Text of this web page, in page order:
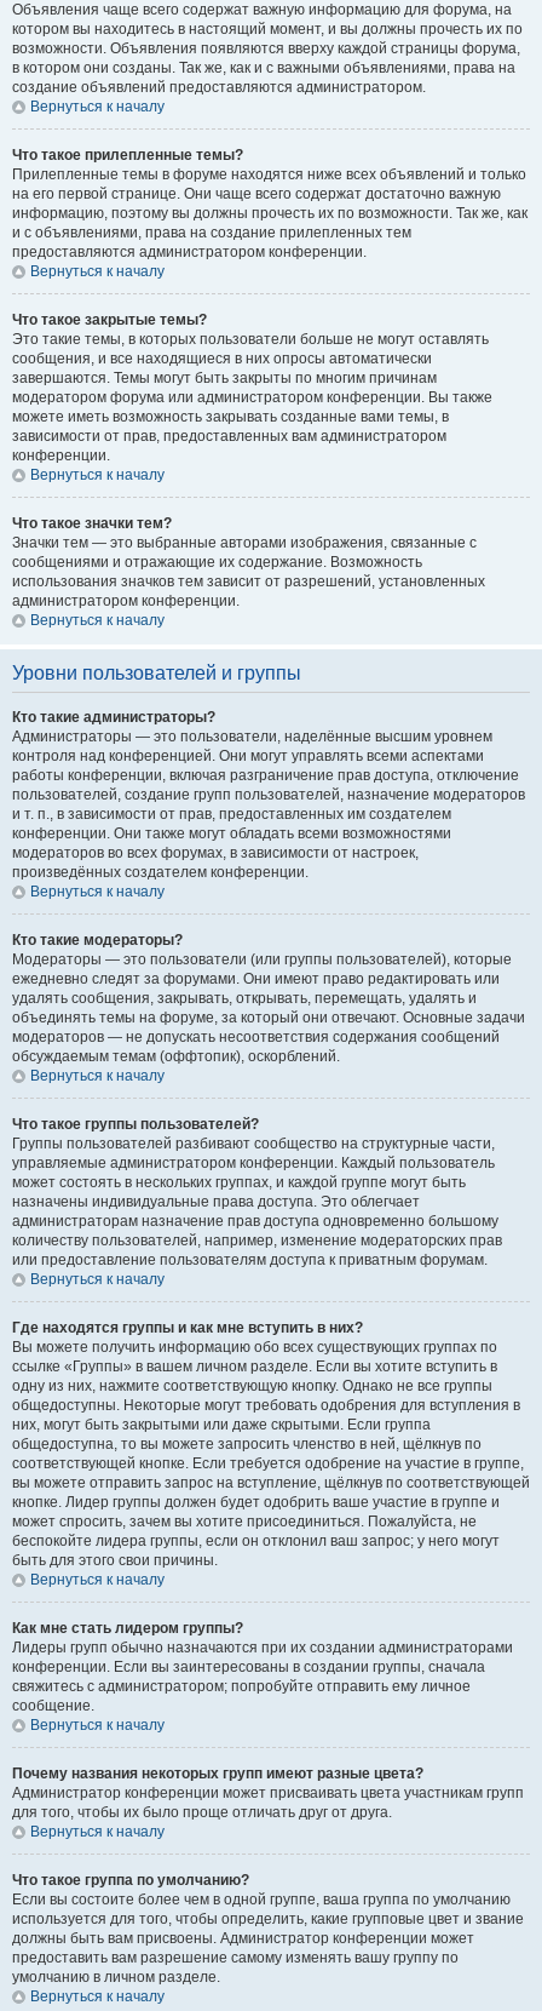
Объявления чаще всего содержат важную информацию для форума, на
котором вы находитесь в настоящий момент, и вы должны прочесть их по
возможности. Объявления появляются вверху каждой страницы форума,
в котором они созданы. Так же, как и с важными объявлениями, права на
создание объявлений предоставляются администратором.
Вернуться к началу
Что такое прилепленные темы?
Прилепленные темы в форуме находятся ниже всех объявлений и только
на его первой странице. Они чаще всего содержат достаточно важную
информацию, поэтому вы должны прочесть их по возможности. Так же, как
и с объявлениями, права на создание прилепленных тем
предоставляются администратором конференции.
Вернуться к началу
Что такое закрытые темы?
Это такие темы, в которых пользователи больше не могут оставлять
сообщения, и все находящиеся в них опросы автоматически
завершаются. Темы могут быть закрыты по многим причинам
модератором форума или администратором конференции. Вы также
можете иметь возможность закрывать созданные вами темы, в
зависимости от прав, предоставленных вам администратором
конференции.
Вернуться к началу
Что такое значки тем?
Значки тем — это выбранные авторами изображения, связанные с
сообщениями и отражающие их содержание. Возможность
использования значков тем зависит от разрешений, установленных
администратором конференции.
Вернуться к началу
Уровни пользователей и группы
Кто такие администраторы?
Администраторы — это пользователи, наделённые высшим уровнем
контроля над конференцией. Они могут управлять всеми аспектами
работы конференции, включая разграничение прав доступа, отключение
пользователей, создание групп пользователей, назначение модераторов
и т. п., в зависимости от прав, предоставленных им создателем
конференции. Они также могут обладать всеми возможностями
модераторов во всех форумах, в зависимости от настроек,
произведённых создателем конференции.
Вернуться к началу
Кто такие модераторы?
Модераторы — это пользователи (или группы пользователей), которые
ежедневно следят за форумами. Они имеют право редактировать или
удалять сообщения, закрывать, открывать, перемещать, удалять и
объединять темы на форуме, за который они отвечают. Основные задачи
модераторов — не допускать несоответствия содержания сообщений
обсуждаемым темам (оффтопик), оскорблений.
Вернуться к началу
Что такое группы пользователей?
Группы пользователей разбивают сообщество на структурные части,
управляемые администратором конференции. Каждый пользователь
может состоять в нескольких группах, и каждой группе могут быть
назначены индивидуальные права доступа. Это облегчает
администраторам назначение прав доступа одновременно большому
количеству пользователей, например, изменение модераторских прав
или предоставление пользователям доступа к приватным форумам.
Вернуться к началу
Где находятся группы и как мне вступить в них?
Вы можете получить информацию обо всех существующих группах по
ссылке «Группы» в вашем личном разделе. Если вы хотите вступить в
одну из них, нажмите соответствующую кнопку. Однако не все группы
общедоступны. Некоторые могут требовать одобрения для вступления в
них, могут быть закрытыми или даже скрытыми. Если группа
общедоступна, то вы можете запросить членство в ней, щёлкнув по
соответствующей кнопке. Если требуется одобрение на участие в группе,
вы можете отправить запрос на вступление, щёлкнув по соответствующей
кнопке. Лидер группы должен будет одобрить ваше участие в группе и
может спросить, зачем вы хотите присоединиться. Пожалуйста, не
беспокойте лидера группы, если он отклонил ваш запрос; у него могут
быть для этого свои причины.
Вернуться к началу
Как мне стать лидером группы?
Лидеры групп обычно назначаются при их создании администраторами
конференции. Если вы заинтересованы в создании группы, сначала
свяжитесь с администратором; попробуйте отправить ему личное
сообщение.
Вернуться к началу
Почему названия некоторых групп имеют разные цвета?
Администратор конференции может присваивать цвета участникам групп
для того, чтобы их было проще отличать друг от друга.
Вернуться к началу
Что такое группа по умолчанию?
Если вы состоите более чем в одной группе, ваша группа по умолчанию
используется для того, чтобы определить, какие групповые цвет и звание
должны быть вам присвоены. Администратор конференции может
предоставить вам разрешение самому изменять вашу группу по
умолчанию в личном разделе.
Вернуться к началу